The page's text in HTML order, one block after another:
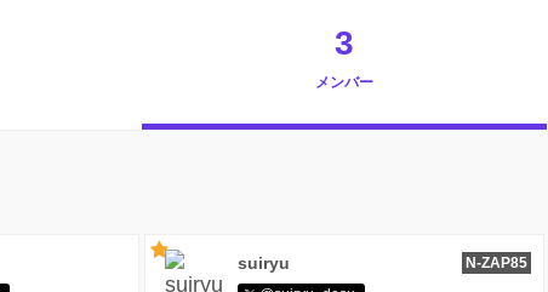
3
メンバー
suiryu
N-ZAP85